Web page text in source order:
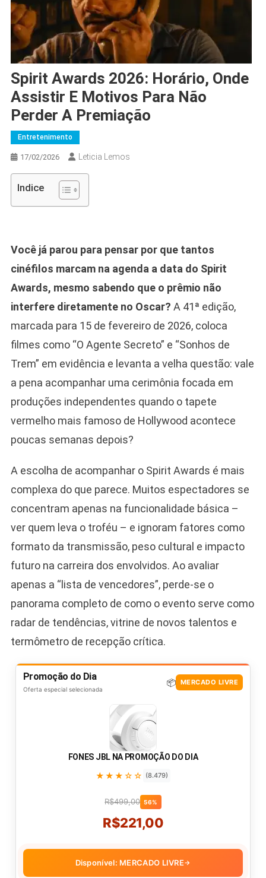
Spirit Awards 2026: Horário, Onde
Assistir E Motivos Para Não
Perder A Premiação
Entretenimento
17/02/2026 Leticia Lemos
Indice
Você já parou para pensar por que tantos
cinéfilos marcam na agenda a data do Spirit
Awards, mesmo sabendo que o prêmio não
interfere diretamente no Oscar? A 41ª edição,
marcada para 15 de fevereiro de 2026, coloca
filmes como “O Agente Secreto” e “Sonhos de
Trem” em evidência e levanta a velha questão: vale
a pena acompanhar uma cerimônia focada em
produções independentes quando o tapete
vermelho mais famoso de Hollywood acontece
poucas semanas depois?
A escolha de acompanhar o Spirit Awards é mais
complexa do que parece. Muitos espectadores se
concentram apenas na funcionalidade básica –
ver quem leva o troféu – e ignoram fatores como
formato da transmissão, peso cultural e impacto
futuro na carreira dos envolvidos. Ao avaliar
apenas a “lista de vencedores”, perde-se o
panorama completo de como o evento serve como
radar de tendências, vitrine de novos talentos e
termômetro de recepção crítica.
Promoção do Dia
Oferta especial selecionada
📦 MERCADO LIVRE
FONES JBL NA PROMOÇÃO DO DIA
★★★☆☆ (8.479)
R$499,00 56%
R$221,00
Disponível: MERCADO LIVRE→